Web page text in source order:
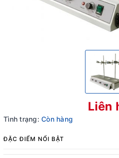
Liên
Tình trạng: Còn hàng
ĐẶC ĐIỂM NỔI BẬT